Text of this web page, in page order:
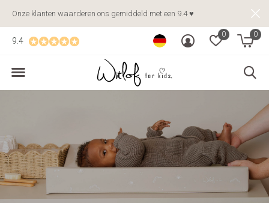
0 0
9.4
Onze klanten waarderen ons gemiddeld met een 9.4 ♥